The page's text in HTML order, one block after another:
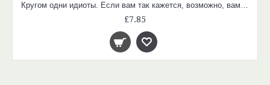
Кругом одни идиоты. Если вам так кажется, возможно, вам не кажется
£7.85